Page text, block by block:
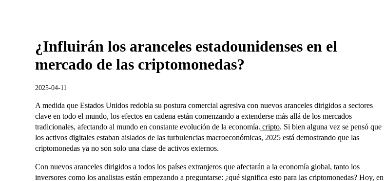
¿Influirán los aranceles estadounidenses en el
mercado de las criptomonedas?
2025-04-11
A medida que Estados Unidos redobla su postura comercial agresiva con nuevos aranceles dirigidos a sectores
clave en todo el mundo, los efectos en cadena están comenzando a extenderse más allá de los mercados
tradicionales, afectando al mundo en constante evolución de la economía. cripto. Si bien alguna vez se pensó que
los activos digitales estaban aislados de las turbulencias macroeconómicas, 2025 está demostrando que las
criptomonedas ya no son solo una clase de activos externos.
Con nuevos aranceles dirigidos a todos los países extranjeros que afectarán a la economía global, tanto los
inversores como los analistas están empezando a preguntarse: ¿qué significa esto para las criptomonedas? Hoy, en